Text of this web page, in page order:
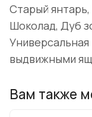
Старый
Шоколад, Дуб
Универсальная
выдвижными
Вам также